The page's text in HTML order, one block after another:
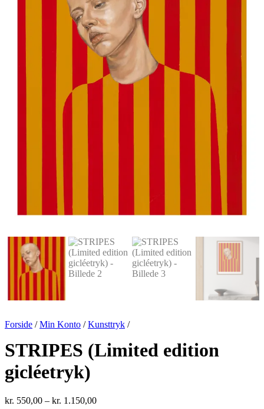
Forside /Min Konto /Kunsttryk /
STRIPES (Limited edition
gicléetryk)
kr. 550,00 – kr. 1.150,00Prisinterval: